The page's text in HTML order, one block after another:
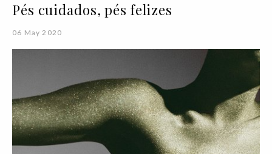
Pés cuidados, pés felizes
06 May 2020